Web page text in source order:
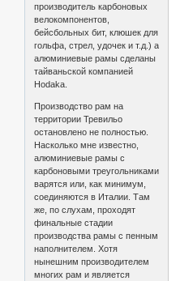
производитель карбоновых
велокомпонентов,
бейсбольных бит, клюшек для
гольфа, стрел, удочек и т.д.) а
алюминиевые рамы сделаны
тайваньской компанией
Hodaka.
Производство рам на
территории Тревильо
остановлено не полностью.
Насколько мне известно,
алюминиевые рамы с
карбоновыми треугольниками
варятся или, как минимум,
соединяются в Италии. Там
же, по слухам, проходят
финальные стадии
производства рамы с пенным
наполнителем. Хотя
нынешним производителем
многих рам и является